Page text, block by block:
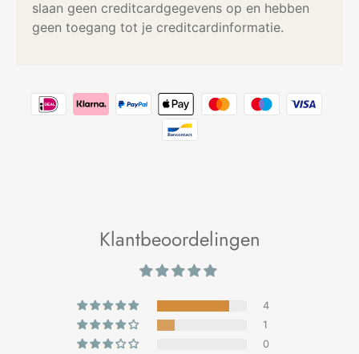
slaan geen creditcardgegevens op en hebben
geen toegang tot je creditcardinformatie.
Klantbeoordelingen
4
1
0